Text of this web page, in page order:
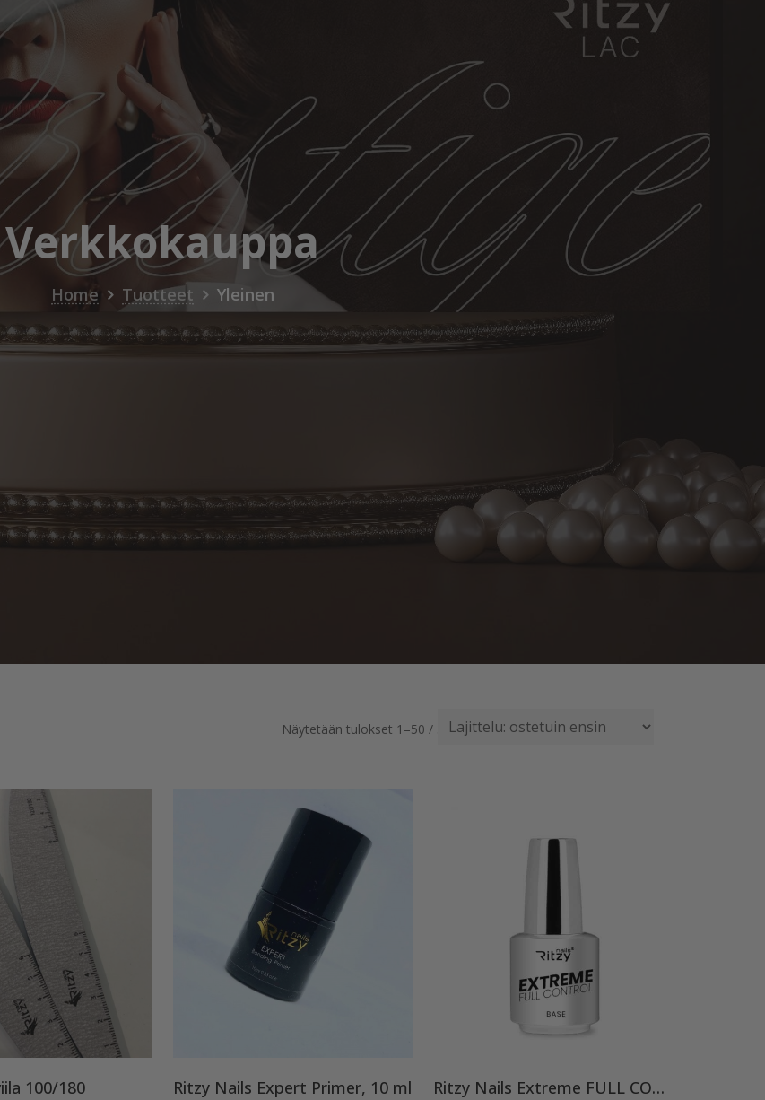
Verkkokauppa
Home Tuotteet Yleinen
Näytetään tulokset 1–50 / 395Suosituimmat
100/180 Ritzy Nails Expert Primer, 10 ml Ritzy Nails Extreme FULL CONTROL Clear rubber Base 15ml TPO vapaa pohjageeli